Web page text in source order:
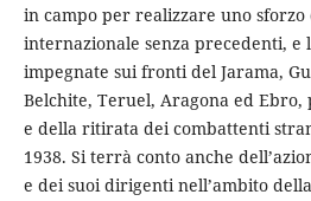
in campo per realizzare uno
internazionale senza precedenti, e
impegnate sui fronti del Jarama,
Belchite, Teruel, Aragona ed
e della ritirata dei combattenti
1938. Si terrà conto anche
e dei suoi dirigenti nell’ambito